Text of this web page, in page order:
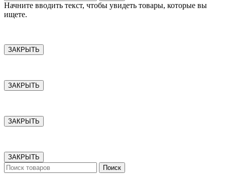
Начните вводить текст, чтобы увидеть товары, которые вы
ищете.
ЗАКРЫТЬ
ЗАКРЫТЬ
ЗАКРЫТЬ
ЗАКРЫТЬ
Поиск